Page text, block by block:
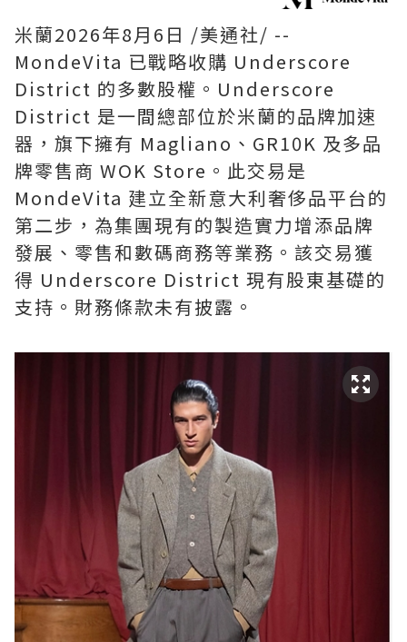
米蘭2026年8月6日 /美通社/ --
MondeVita 已戰略收購 Underscore
District 的多數股權。Underscore
District 是一間總部位於米蘭的品牌加速
器，旗下擁有 Magliano、GR10K 及多品
牌零售商 WOK Store。此交易是
MondeVita 建立全新意大利奢侈品平台的
第二步，為集團現有的製造實力增添品牌
發展、零售和數碼商務等業務。該交易獲
得 Underscore District 現有股東基礎的
支持。財務條款未有披露。